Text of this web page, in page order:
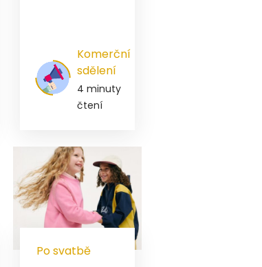
Komerční
sdělení
4 minuty
čtení
Po svatbě